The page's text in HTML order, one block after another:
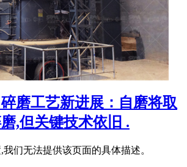
碎磨工艺新进展：自磨将取
,但关键技术依旧 .
们无法提供该页面的具体描述。